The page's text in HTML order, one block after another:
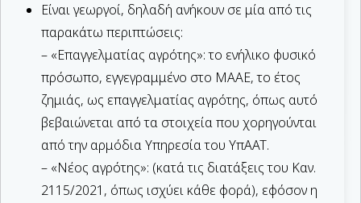
Είναι γεωργοί, δηλαδή ανήκουν σε μία από τις
παρακάτω περιπτώσεις:
– «Επαγγελματίας αγρότης»: το ενήλικο φυσικό
πρόσωπο, εγγεγραμμένο στο ΜΑΑΕ, το έτος
ζημιάς, ως επαγγελματίας αγρότης, όπως αυτό
βεβαιώνεται από τα στοιχεία που χορηγούνται
από την αρμόδια Υπηρεσία του ΥπΑΑΤ.
– «Νέος αγρότης»: (κατά τις διατάξεις του Καν.
2115/2021, όπως ισχύει κάθε φορά), εφόσον η